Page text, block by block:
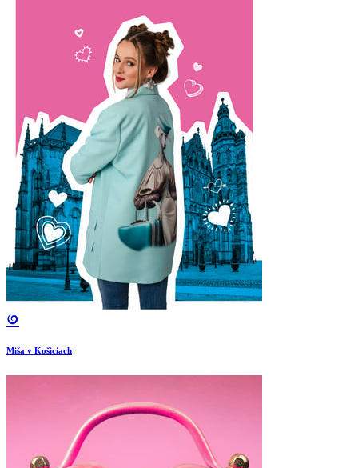
Miša v Košiciach